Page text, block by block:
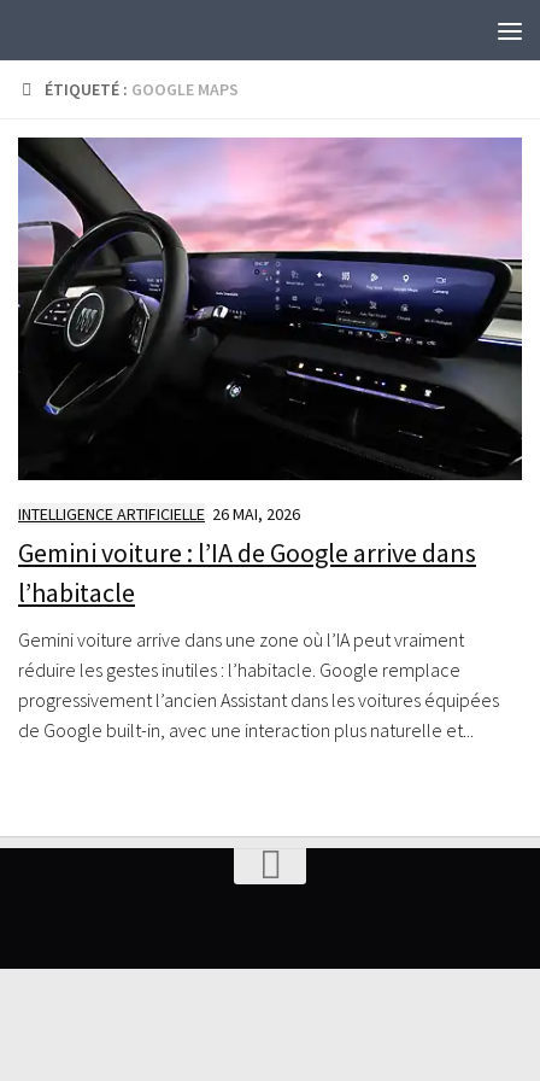
ÉTIQUETÉ : GOOGLE MAPS
INTELLIGENCE ARTIFICIELLE 26 MAI, 2026
Gemini voiture : l’IA de Google arrive dans
l’habitacle
Gemini voiture arrive dans une zone où l’IA peut vraiment
réduire les gestes inutiles : l’habitacle. Google remplace
progressivement l’ancien Assistant dans les voitures équipées
de Google built-in, avec une interaction plus naturelle et...